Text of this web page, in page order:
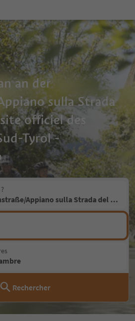
an der
sulla Strada
officiel des
Tyrol -
Appiano sulla Strada del Vino
Rechercher